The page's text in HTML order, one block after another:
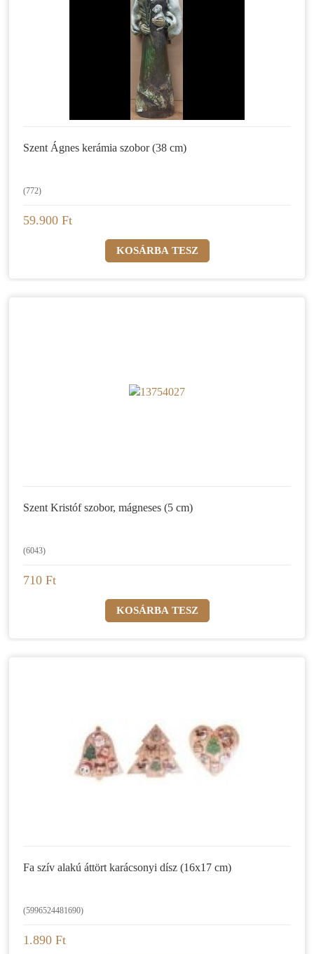
Szent Ágnes kerámia szobor (38 cm)
(772)
59.900 Ft
Szent Kristóf szobor, mágneses (5 cm)
(6043)
710 Ft
Fa szív alakú áttört karácsonyi dísz (16x17 cm)
(5996524481690)
1.890 Ft